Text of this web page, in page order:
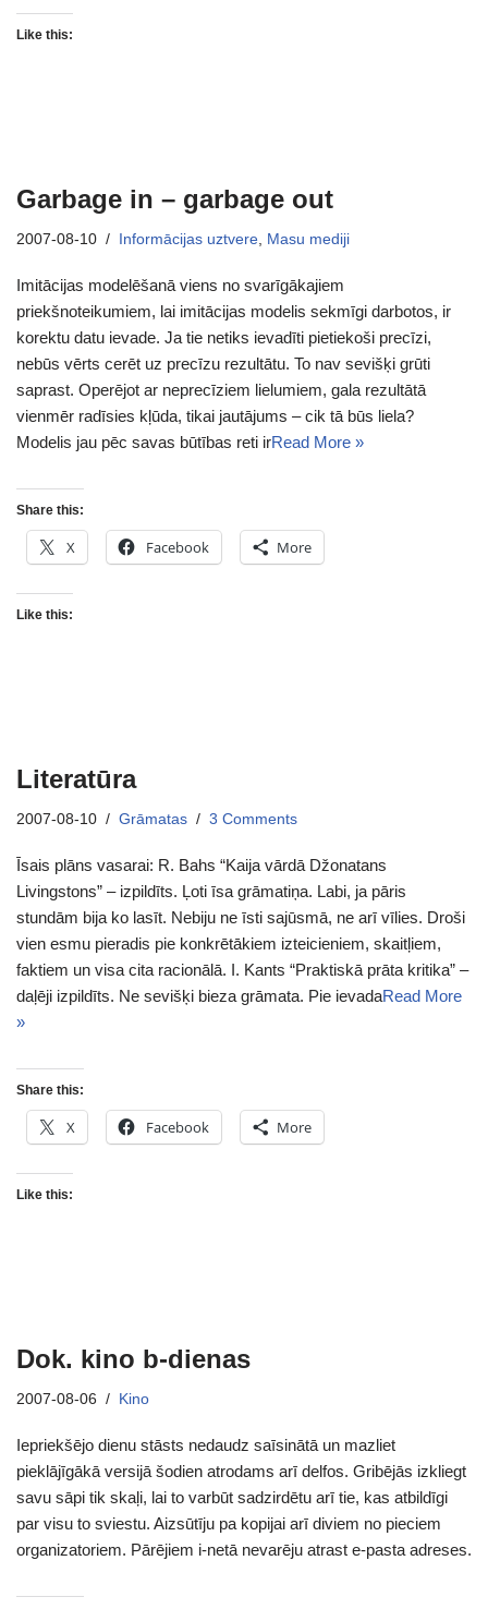
Like this:
Garbage in – garbage out
2007-08-10 Informācijas uztvere, Masu mediji
Imitācijas modelēšanā viens no svarīgākajiem
priekšnoteikumiem, lai imitācijas modelis sekmīgi darbotos, ir
korektu datu ievade. Ja tie netiks ievadīti pietiekoši precīzi,
nebūs vērts cerēt uz precīzu rezultātu. To nav sevišķi grūti
saprast. Operējot ar neprecīziem lielumiem, gala rezultātā
vienmēr radīsies kļūda, tikai jautājums – cik tā būs liela?
Modelis jau pēc savas būtības reti irRead More »
Share this:
X Facebook More
Like this:
Literatūra
2007-08-10 Grāmatas 3 Comments
Īsais plāns vasarai: R. Bahs “Kaija vārdā Džonatans
Livingstons” – izpildīts. Ļoti īsa grāmatiņa. Labi, ja pāris
stundām bija ko lasīt. Nebiju ne īsti sajūsmā, ne arī vīlies. Droši
vien esmu pieradis pie konkrētākiem izteicieniem, skaitļiem,
faktiem un visa cita racionālā. I. Kants “Praktiskā prāta kritika” –
daļēji izpildīts. Ne sevišķi bieza grāmata. Pie ievadaRead More
»
Share this:
X Facebook More
Like this:
Dok. kino b-dienas
2007-08-06 Kino
Iepriekšējo dienu stāsts nedaudz saīsinātā un mazliet
pieklājīgākā versijā šodien atrodams arī delfos. Gribējās izkliegt
savu sāpi tik skaļi, lai to varbūt sadzirdētu arī tie, kas atbildīgi
par visu to sviestu. Aizsūtīju pa kopijai arī diviem no pieciem
organizatoriem. Pārējiem i-netā nevarēju atrast e-pasta adreses.